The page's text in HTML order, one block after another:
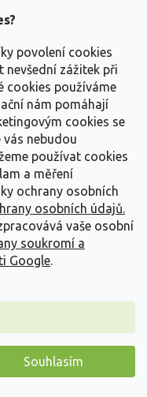
povolení cookies
zážitek při
cookies používáme
nám pomáhají
cookies se
nebudou
používat cookies
a měření
ochrany osobních
osobních údajů.
vaše osobní
soukromí a
Google.
Souhlasím
je...
dárek